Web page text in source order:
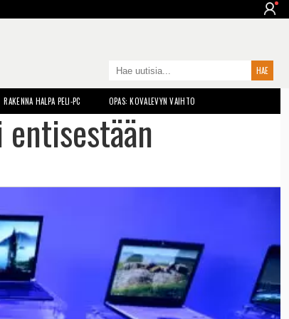
RAKENNA HALPA PELI-PC OPAS: KOVALEVYN VAIHTO